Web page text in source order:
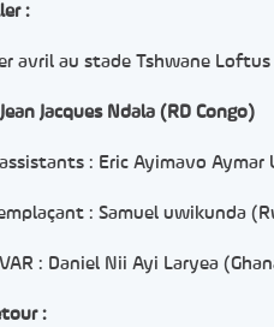
:
avril au stade Tshwane Loftus
Jacques Ndala (RD Congo)
: Eric Ayimavo Aymar
: Samuel uwikunda
: Daniel Nii Ayi Laryea
: